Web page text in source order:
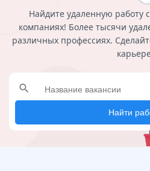
Найдите удаленную работу
компаниях! Более тысячи
различных профессиях.
search
Найти